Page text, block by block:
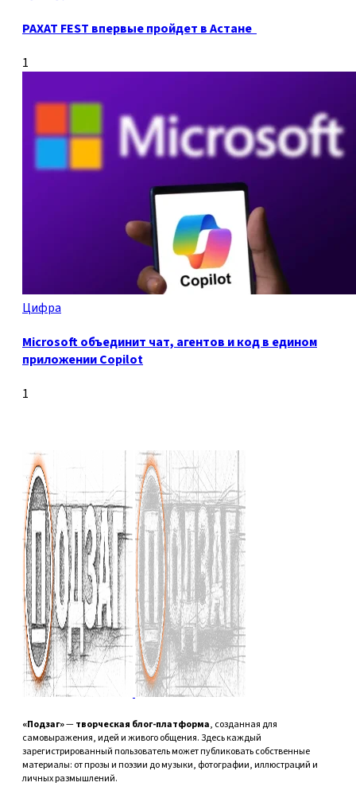
РАХАТ FEST впервые пройдет в Астане
1
Цифра
Microsoft объединит чат, агентов и код в едином
приложении Copilot
1
«Подзаг»— творческая блог-платформа, созданная для
самовыражения, идей и живого общения. Здесь каждый
зарегистрированный пользователь может публиковать собственные
материалы: от прозы и поэзии до музыки, фотографии, иллюстраций и
личных размышлений.